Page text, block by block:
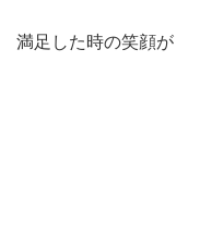
満足した時の笑顔が